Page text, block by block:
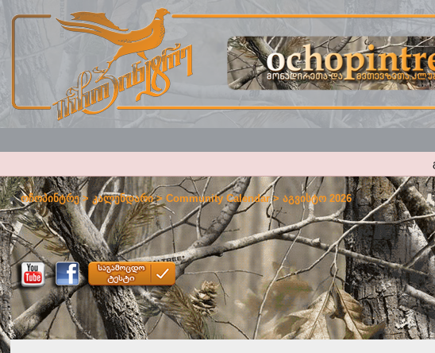
ოჩოპინტრე>კალენდარი>Community Calendar> აგვისტო 2026